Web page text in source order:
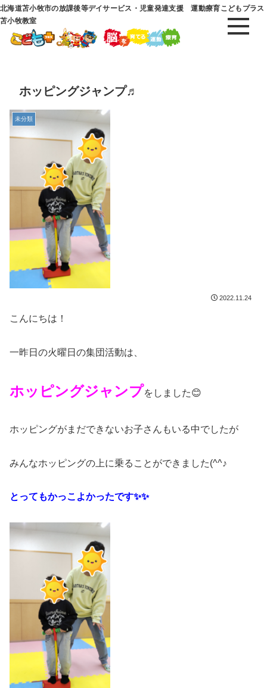
北海道苫小牧市の放課後等デイサービス・児童発達支援 運動療育こどもプラス
苫小牧教室
ホッピングジャンプ♬
未分類
2022.11.24
こんにちは！
一昨日の火曜日の集団活動は、
ホッピングジャンプをしました😊
ホッピングがまだできないお子さんもいる中でしたが
みんなホッピングの上に乗ることができました(^^♪
とってもかっこよかったです✨✨